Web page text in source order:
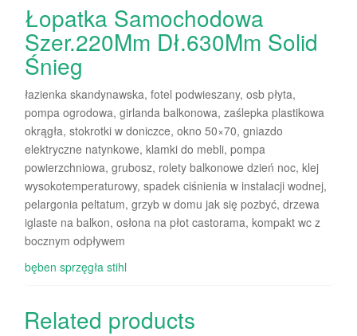
Łopatka Samochodowa
Szer.220Mm Dł.630Mm Solid
Śnieg
łazienka skandynawska, fotel podwieszany, osb płyta,
pompa ogrodowa, girlanda balkonowa, zaślepka plastikowa
okrągła, stokrotki w doniczce, okno 50×70, gniazdo
elektryczne natynkowe, klamki do mebli, pompa
powierzchniowa, grubosz, rolety balkonowe dzień noc, klej
wysokotemperaturowy, spadek ciśnienia w instalacji wodnej,
pelargonia peltatum, grzyb w domu jak się pozbyć, drzewa
iglaste na balkon, osłona na płot castorama, kompakt wc z
bocznym odpływem
bęben sprzęgła stihl
Related products